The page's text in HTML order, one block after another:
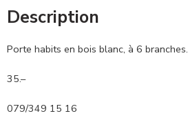
Description
Porte habits en bois blanc, à 6 branches.
35.–
079/349 15 16